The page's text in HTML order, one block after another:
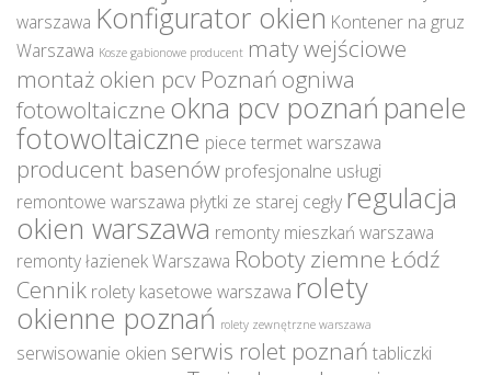
warszawa Konfigurator okien Kontener na gruz
Warszawa Kosze gabionowe producent maty wejściowe
montaż okien pcv Poznań ogniwa
fotowoltaiczne okna pcv poznań panele
fotowoltaiczne piece termet warszawa
producent basenów profesjonalne usługi
remontowe warszawa płytki ze starej cegły regulacja
okien warszawa remonty mieszkań warszawa
remonty łazienek Warszawa Roboty ziemne Łódź
Cennik rolety kasetowe warszawa rolety
okienne poznań rolety zewnętrzne warszawa
serwisowanie okien serwis rolet poznań tabliczki